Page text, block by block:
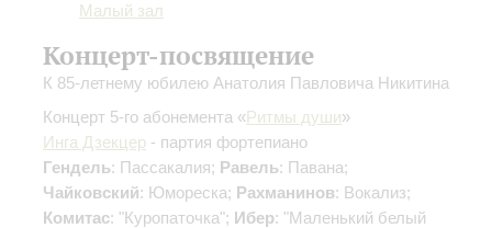
Малый зал
Концерт-посвящение
К 85-летнему юбилею Анатолия Павловича Никитина
Концерт 5-го абонемента «Ритмы души»
Инга Дзекцер - партия фортепиано
Гендель: Пассакалия; Равель: Павана;
Чайковский: Юмореска; Рахманинов: Вокализ;
Комитас: "Куропаточка"; Ибер: "Маленький белый